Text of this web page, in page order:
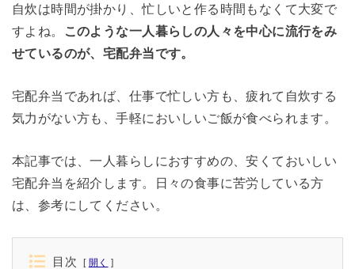
自炊は時間が掛かり、忙しいと作る時間もなくて大変で
すよね。
このような一人暮らしの人々を中心に流行をみ
せているのが、宅配弁当です。
宅配弁当であれば、仕事で忙しい方も、疲れて自炊する
気力がない方も、手軽においしいご飯が食べられます。
本記事では、一人暮らしにおすすめの、安くておいしい
宅配弁当を紹介します。日々の食事に苦労している方
は、参考にしてください。
目次 開く